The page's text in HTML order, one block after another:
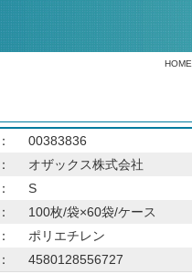
HOME
：
00383836
：
オザックス株式会社
：
S
：
100枚/袋×60袋/ケース
：
ポリエチレン
： 4580128556727